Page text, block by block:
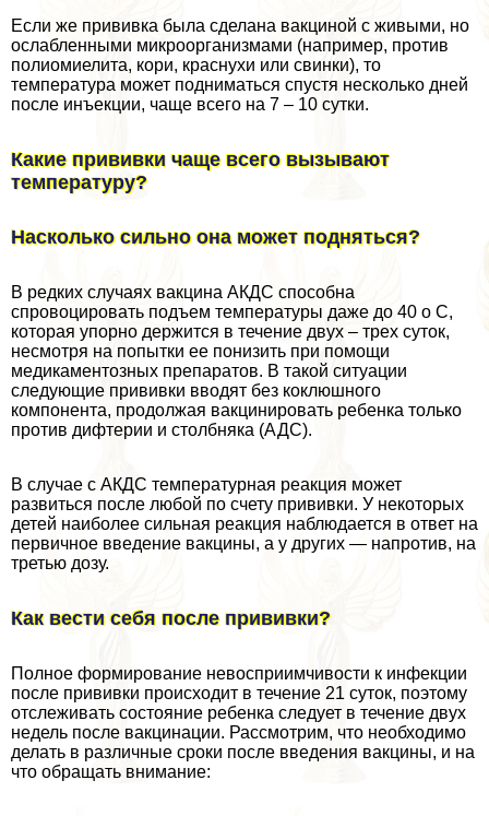
Если же прививка была сделана вакциной с живыми, но
ослабленными микроорганизмами (например, против
полиомиелита, кори, краснухи или свинки), то
температура может подниматься спустя несколько дней
после инъекции, чаще всего на 7 – 10 сутки.
Какие прививки чаще всего вызывают
температуру?
Насколько сильно она может подняться?
В редких случаях вакцина АКДС способна
спровоцировать подъем температуры даже до 40 o С,
которая упopно держится в течение двух – трех суток,
несмотря на попытки ее понизить при помощи
медикаментозных препаратов. В такой ситуации
следующие прививки вводят без коклюшного
компонента, продолжая вакцинировать ребенка только
против дифтерии и столбняка (АДС).
В случае с АКДС температурная реакция может
развиться после любой по счету прививки. У некоторых
детей наиболее сильная реакция наблюдается в ответ на
первичное введение вакцины, а у других — напротив, на
третью дозу.
Как вести себя после прививки?
Полное формирование невосприимчивости к инфекции
после прививки происходит в течение 21 суток, поэтому
отслеживать состояние ребенка следует в течение двух
недель после вакцинации. Рассмотрим, что необходимо
делать в различные сроки после введения вакцины, и на
что обращать внимание: